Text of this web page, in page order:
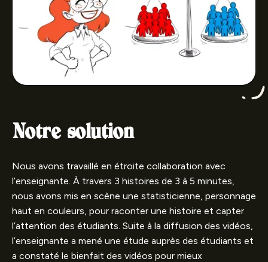
Notre solution
Nous avons travaillé en étroite collaboration avec
l’enseignante. À travers 3 histoires de 3 à 5 minutes,
nous avons mis en scène une statisticienne, personnage
haut en couleurs, pour raconter une histoire et capter
l’attention des étudiants. Suite à la diffusion des vidéos,
l’enseignante a mené une étude auprès des étudiants et
a constaté le bienfait des vidéos pour mieux